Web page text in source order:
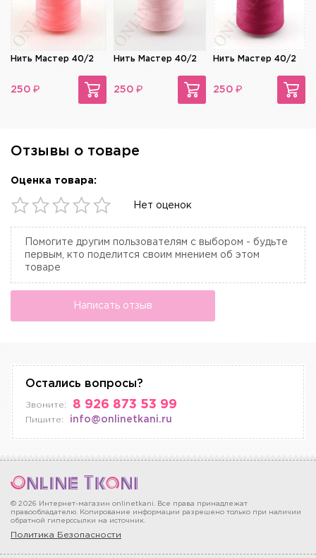
Нить Мастер 40/2
250 ₽
Нить Мастер 40/2
250 ₽
Нить Мастер 40/2
250 ₽
Отзывы о товаре
Оценка товара:
Нет оценок
Помогите другим пользователям с выбором - будьте
первым, кто поделится своим мнением об этом
товаре
Написать отзыв
Остались вопросы?
Звоните: 8 926 873 53 99
Пишите: info@onlinetkani.ru
© 2026 Интернет-магазин onlinetkani. Все права принадлежат
правообладателю. Копирование информации разрешено только при наличии
обратной гиперссылки на источник.
Политика Безопасности